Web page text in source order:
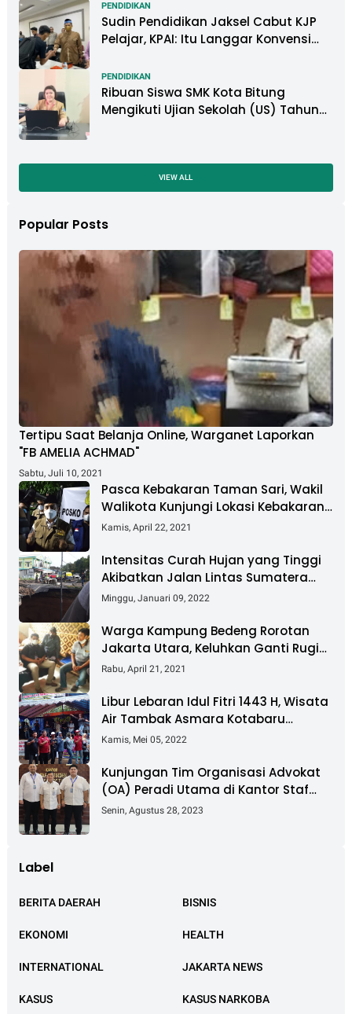
PENDIDIKAN
Sudin Pendidikan Jaksel Cabut KJP
Pelajar, KPAI: Itu Langgar Konvensi
PENDIDIKAN
Ribuan Siswa SMK Kota Bitung
Mengikuti Ujian Sekolah (US) Tahun
VIEW ALL
Popular Posts
Tertipu Saat Belanja Online, Warganet Laporkan
"FB AMELIA ACHMAD"
Sabtu, Juli 10, 2021
Pasca Kebakaran Taman Sari, Wakil
Walikota Kunjungi Lokasi Kebakaran
Dan Salurkan Bantuan
Kamis, April 22, 2021
Intensitas Curah Hujan yang Tinggi
Akibatkan Jalan Lintas Sumatera
Nyaris Putus
Minggu, Januari 09, 2022
Warga Kampung Bedeng Rorotan
Jakarta Utara, Keluhkan Ganti Rugi
Pembebasan Lahan Tol Cibitung -
Rabu, April 21, 2021
Libur Lebaran Idul Fitri 1443 H, Wisata
Air Tambak Asmara Kotabaru
Dipadati Ribuan Pengunjung
Kamis, Mei 05, 2022
Kunjungan Tim Organisasi Advokat
(OA) Peradi Utama di Kantor Staf
Kepresidenan RI Istana Negara
Senin, Agustus 28, 2023
Label
BERITA DAERAH BISNIS
EKONOMI HEALTH
INTERNATIONAL JAKARTA NEWS
KASUS KASUS NARKOBA